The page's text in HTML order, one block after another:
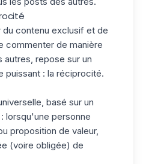
du contenu exclusif et de
commenter de manière
repose sur un
puissant : la réciprocité.
basé sur un
lorsqu'une personne
proposition de valeur,
(voire obligée) de